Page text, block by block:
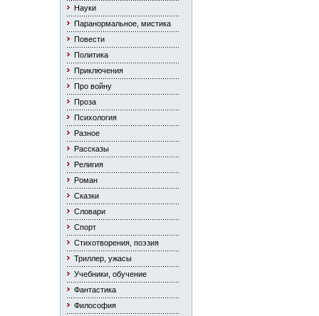
Науки
Паранормальное, мистика
Повести
Политика
Приключения
Про войну
Проза
Психология
Разное
Рассказы
Религия
Роман
Сказки
Словари
Спорт
Стихотворения, поэзия
Триллер, ужасы
Учебники, обучение
Фантастика
Философия